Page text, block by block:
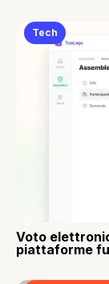
Tech
Voto
piattaforme